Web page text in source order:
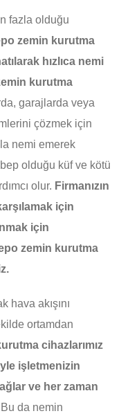
fazla olduğu
zemin kurutma
hızlıca nemi
kurutma
garajlarda veya
çözmek için
nemi emerek
olduğu küf ve kötü
olur. Firmanızın
için
için
zemin kurutma
hava akışını
ortamdan
cihazlarımız
işletmenizin
ve her zaman
Bu da nemin